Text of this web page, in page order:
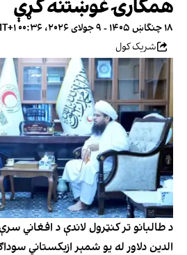
همکارۍ غوښتنه کړې
۱۸ چنگاښ ۱۴۰۵ - ۹ جولای ۲۰۲۶، ۰۰:۳۶ GMT+۱
شریک کول
د طالبانو تر کنټرول لاندې د
الدین دلاور له یو شمېر ازبکستاني